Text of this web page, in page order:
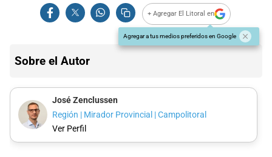
+ Agregar El Litoral en
Agregar a tus medios preferidos en Google
Sobre el Autor
José Zenclussen
Región | Mirador Provincial | Campolitoral
Ver Perfil